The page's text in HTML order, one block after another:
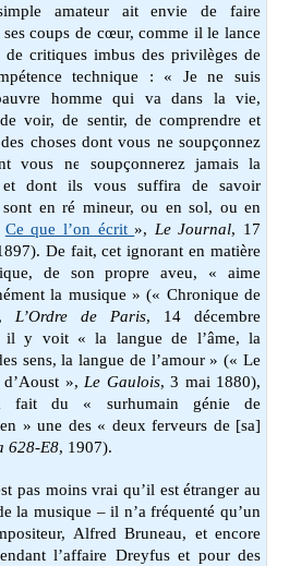
amateur ait envie de faire
ses coups de cœur, comme il le lance
de critiques imbus des privilèges de
technique : « Je ne suis
homme qui va dans la vie,
voir, de sentir, de comprendre et
choses dont vous ne soupçonnez
vous ne soupçonnerez jamais la
et dont ils vous suffira de savoir
sont en ré mineur, ou en sol, ou en
Ce que l’on écrit», Le Journal, 17
. De fait, cet ignorant en matière
de son propre aveu, « aime
la musique » (« Chronique de
L’Ordre de Paris, 14 décembre
il y voit « la langue de l’âme, la
sens, la langue de l’amour » (« Le
d’Aoust »,Le Gaulois, 3 mai 1880),
du « surhumain génie de
» une des « deux ferveurs de [sa]
628-E8, 1907).
pas moins vrai qu’il est étranger au
la musique – il n’a fréquenté qu’un
Alfred Bruneau, et encore
l’affaire Dreyfus et pour des